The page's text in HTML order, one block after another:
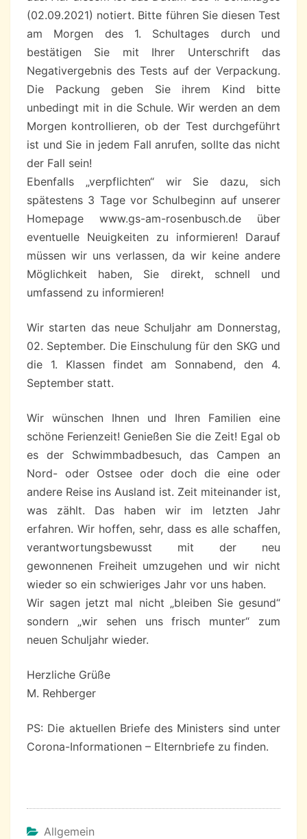
(02.09.2021) notiert. Bitte führen Sie diesen Test
am Morgen des 1. Schultages durch und
bestätigen Sie mit Ihrer Unterschrift das
Negativergebnis des Tests auf der Verpackung.
Die Packung geben Sie ihrem Kind bitte
unbedingt mit in die Schule. Wir werden an dem
Morgen kontrollieren, ob der Test durchgeführt
ist und Sie in jedem Fall anrufen, sollte das nicht
der Fall sein!
Ebenfalls „verpflichten“ wir Sie dazu, sich
spätestens 3 Tage vor Schulbeginn auf unserer
Homepage www.gs-am-rosenbusch.de über
eventuelle Neuigkeiten zu informieren! Darauf
müssen wir uns verlassen, da wir keine andere
Möglichkeit haben, Sie direkt, schnell und
umfassend zu informieren!
Wir starten das neue Schuljahr am Donnerstag,
02. September. Die Einschulung für den SKG und
die 1. Klassen findet am Sonnabend, den 4.
September statt.
Wir wünschen Ihnen und Ihren Familien eine
schöne Ferienzeit! Genießen Sie die Zeit! Egal ob
es der Schwimmbadbesuch, das Campen an
Nord- oder Ostsee oder doch die eine oder
andere Reise ins Ausland ist. Zeit miteinander ist,
was zählt. Das haben wir im letzten Jahr
erfahren. Wir hoffen, sehr, dass es alle schaffen,
verantwortungsbewusst mit der neu
gewonnenen Freiheit umzugehen und wir nicht
wieder so ein schwieriges Jahr vor uns haben.
Wir sagen jetzt mal nicht „bleiben Sie gesund“
sondern „wir sehen uns frisch munter“ zum
neuen Schuljahr wieder.
Herzliche Grüße
M. Rehberger
PS: Die aktuellen Briefe des Ministers sind unter
Corona-Informationen – Elternbriefe zu finden.
Allgemein